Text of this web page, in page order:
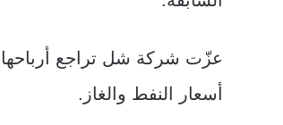
عزّت شركة شل تراجع
أسعار النفط والغاز.